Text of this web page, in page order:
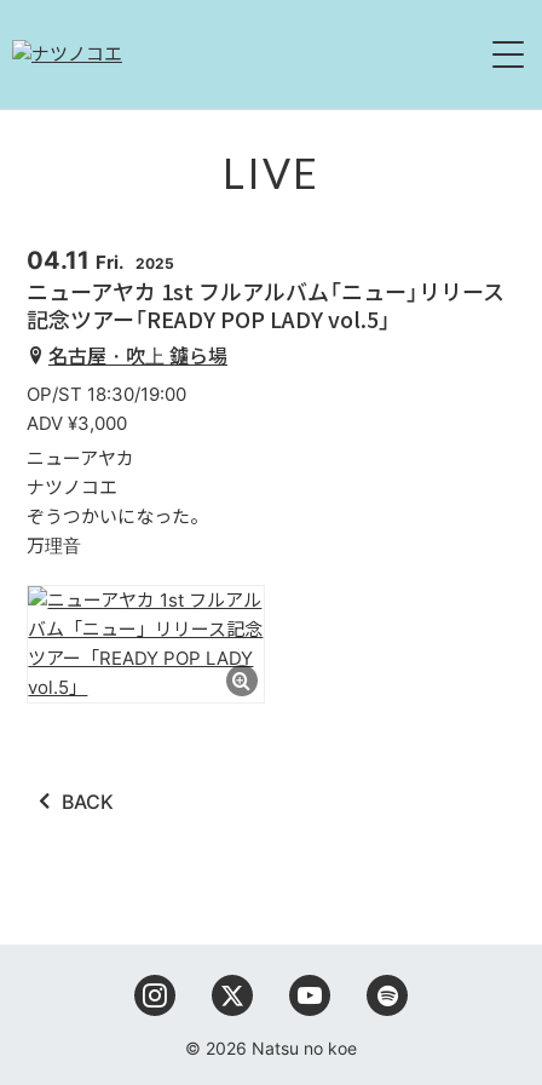
ABOUT
LIVE
04.11 Fri. 2025
ニューアヤカ 1st フルアルバム「ニュー」リリース
記念ツアー「READY POP LADY vol.5」
名古屋・吹上 鑪ら場
OP/ST 18:30/19:00
ADV ¥3,000
ニューアヤカ
ナツノコエ
ぞうつかいになった。
万理音
BACK
© 2026 Natsu no koe